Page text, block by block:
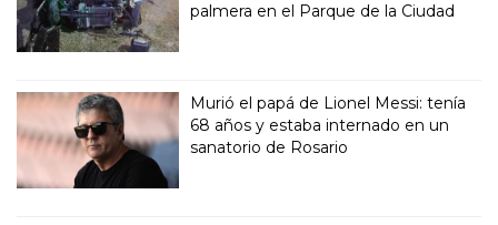
palmera en el Parque de la Ciudad
Murió el papá de Lionel Messi: tenía
68 años y estaba internado en un
sanatorio de Rosario